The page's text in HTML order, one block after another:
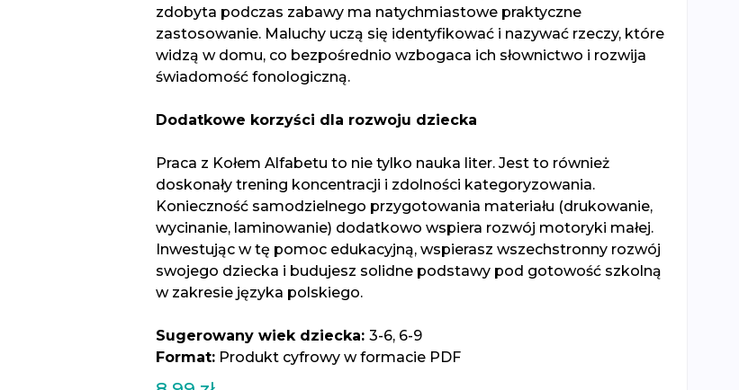
zdobyta podczas zabawy ma natychmiastowe praktyczne
zastosowanie. Maluchy uczą się identyfikować i nazywać rzeczy, które
widzą w domu, co bezpośrednio wzbogaca ich słownictwo i rozwija
świadomość fonologiczną.
Dodatkowe korzyści dla rozwoju dziecka
Praca z Kołem Alfabetu to nie tylko nauka liter. Jest to również
doskonały trening koncentracji i zdolności kategoryzowania.
Konieczność samodzielnego przygotowania materiału (drukowanie,
wycinanie, laminowanie) dodatkowo wspiera rozwój motoryki małej.
Inwestując w tę pomoc edukacyjną, wspierasz wszechstronny rozwój
swojego dziecka i budujesz solidne podstawy pod gotowość szkolną
w zakresie języka polskiego.
Sugerowany wiek dziecka: 3-6, 6-9
Format:Produkt cyfrowy w formacie PDF